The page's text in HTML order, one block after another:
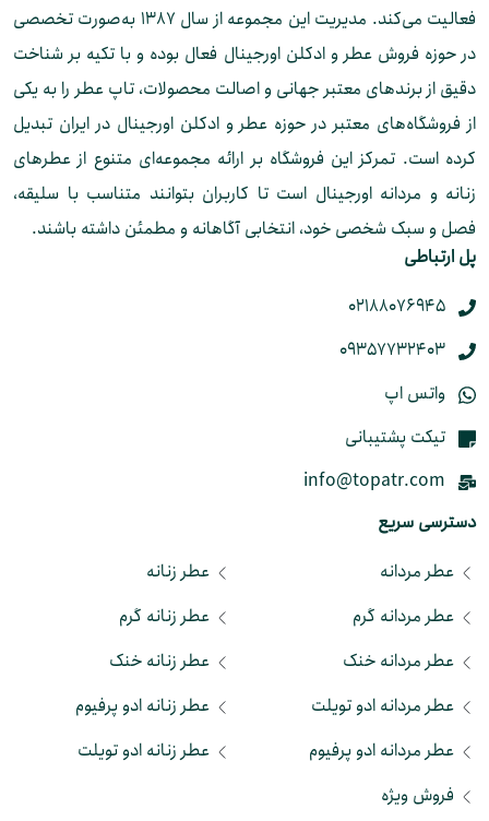
فعالیت می‌کند. مدیریت این مجموعه از سال ۱۳۸۷ به‌صورت تخصصی
در حوزه فروش عطر و ادکلن اورجینال فعال بوده و با تکیه بر شناخت
دقیق از برندهای معتبر جهانی و اصالت محصولات، تاپ عطر را به یکی
از فروشگاه‌های معتبر در حوزه عطر و ادکلن اورجینال در ایران تبدیل
کرده است. تمرکز این فروشگاه بر ارائه مجموعه‌ای متنوع از عطرهای
زنانه و مردانه اورجینال است تا کاربران بتوانند متناسب با سلیقه،
فصل و سبک شخصی خود، انتخابی آگاهانه و مطمئن داشته باشند.
پل ارتباطی
واتس اپ
تیکت پشتیبانی
دسترسی سریع
عطر مردانه
عطر مردانه گرم
عطر مردانه خنک
عطر مردانه ادو تویلت
عطر مردانه ادو پرفیوم
عطر زنانه
عطر زنانه گرم
عطر زنانه خنک
عطر زنانه ادو پرفیوم
عطر زنانه ادو تویلت
فروش ویژه